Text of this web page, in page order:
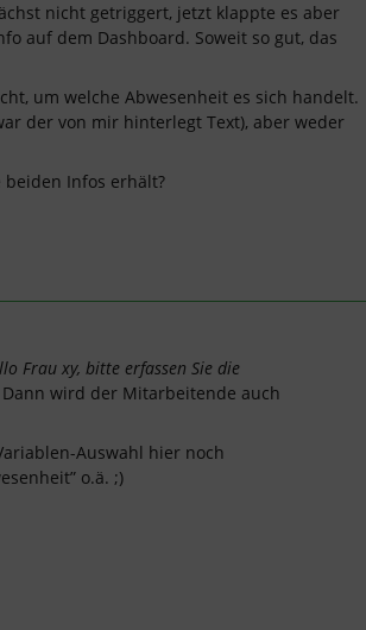
nicht getriggert, jetzt klappte es aber
auf dem Dashboard. Soweit so gut, das
um welche Abwesenheit es sich handelt.
der von mir hinterlegt Text), aber weder
beiden Infos erhält?
Frau xy, bitte erfassen Sie die
Dann wird der Mitarbeitende auch
Auswahl hier noch
o.ä. ;)